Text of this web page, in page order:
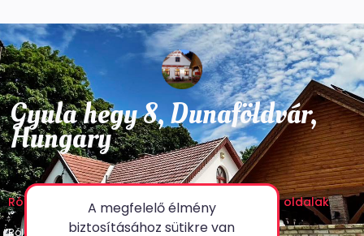
Gyula hegy 8, Dunaföldvár,
Hungary
Rólunk
Rólunk
Jogi nyilatkozat
Adatvédelmi Irányelvek
Egyéb oldalak
A megfelelő élmény
biztosításához sütikre van